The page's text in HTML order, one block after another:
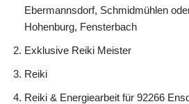
Ebermannsdorf, Schmidmühlen
Hohenburg, Fensterbach
Exklusive Reiki Meister
Reiki
Reiki & Energiearbeit für 92266